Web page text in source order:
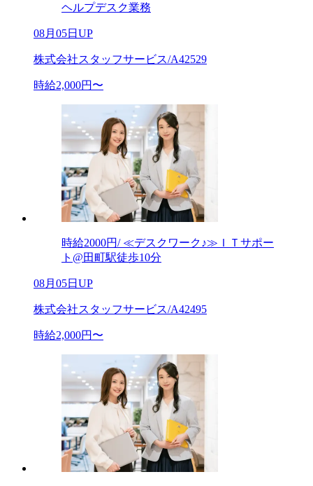
ヘルプデスク業務
08月05日UP
株式会社スタッフサービス/A42529
時給2,000円〜
時給2000円/ ≪デスクワーク♪≫ＩＴサポー
ト@田町駅徒歩10分
08月05日UP
株式会社スタッフサービス/A42495
時給2,000円〜